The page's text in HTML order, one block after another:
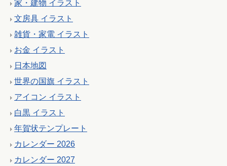
家・建物 イラスト
文房具 イラスト
雑貨・家電 イラスト
お金 イラスト
日本地図
世界の国旗 イラスト
アイコン イラスト
白黒 イラスト
年賀状テンプレート
カレンダー 2026
カレンダー 2027